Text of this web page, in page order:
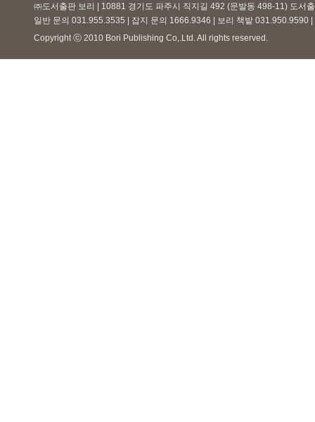
㈜도서출판 보리 | 10881 경기도 파주시 직지길 492 (문발동 498-11) 도서
일반 문의 031.955.3535 | 잡지 문의 1666.9346 | 보리 책밭 031.950.9590
Copyright ⓒ 2010 Bori Publishing Co,.Ltd. All rights reserved.